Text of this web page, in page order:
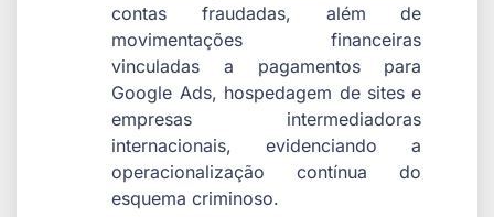
contas fraudadas, além de
movimentações financeiras
vinculadas a pagamentos para
Google Ads, hospedagem de sites e
empresas intermediadoras
internacionais, evidenciando a
operacionalização contínua do
esquema criminoso.